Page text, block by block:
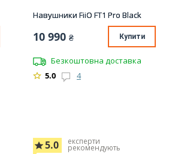
Навушники FiiO FT1 Pro Black
10 990 ₴ Купити
Безкоштовна доставка
5.0
4
5.0 експерти
рекомендують